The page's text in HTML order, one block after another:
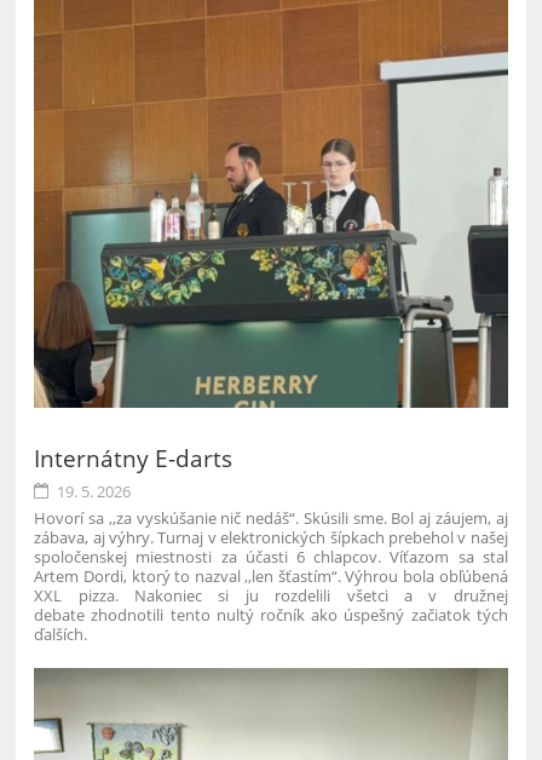
Internátny E-darts
19. 5. 2026
Hovorí sa ,,za vyskúšanie nič nedáš“. Skúsili sme. Bol aj záujem, aj
zábava, aj výhry. Turnaj v elektronických šípkach prebehol v našej
spoločenskej miestnosti za účasti 6 chlapcov. Víťazom sa stal
Artem Dordi, ktorý to nazval ,,len šťastím“. Výhrou bola obľúbená
XXL pizza. Nakoniec si ju rozdelili všetci a v družnej
debate zhodnotili tento nultý ročník ako úspešný začiatok tých
ďalších.